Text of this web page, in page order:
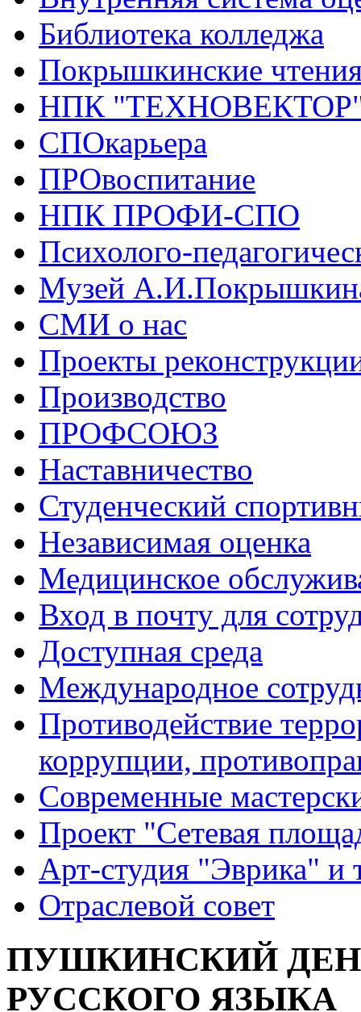
Библиотека колледжа
Покрышкинские
НПК
СПОкарьера
ПРОвоспитание
НПК ПРОФИ-СПО
Психолого-
Музей
СМИ о нас
Проекты
Производство
ПРОФСОЮЗ
Наставничество
Студенческий
Независимая оценка
Медицинское
Вход в почту для
Доступная среда
Международное
Противодействие
коррупции,
Современные
Проект "Сетевая
Арт-студия "Эврика" и
Отраслевой совет
ПУШКИНСКИЙ
РУССКОГО ЯЗЫКА